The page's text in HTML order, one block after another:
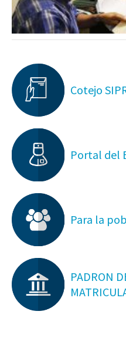
Cotejo
Portal del
Para la
PADRON